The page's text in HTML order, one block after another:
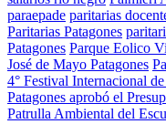
paraepade paritarias
Paritarias Patagones
Patagones Parque Eolico
José de Mayo Patagones
4° Festival Internacional
Patagones aprobó el
Patrulla Ambiental del